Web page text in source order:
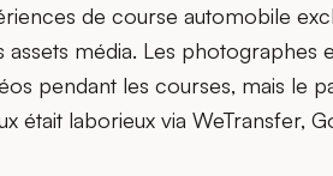
de course automobile
média. Les photographes
pendant les courses, mais le
était laborieux via WeTransfer,